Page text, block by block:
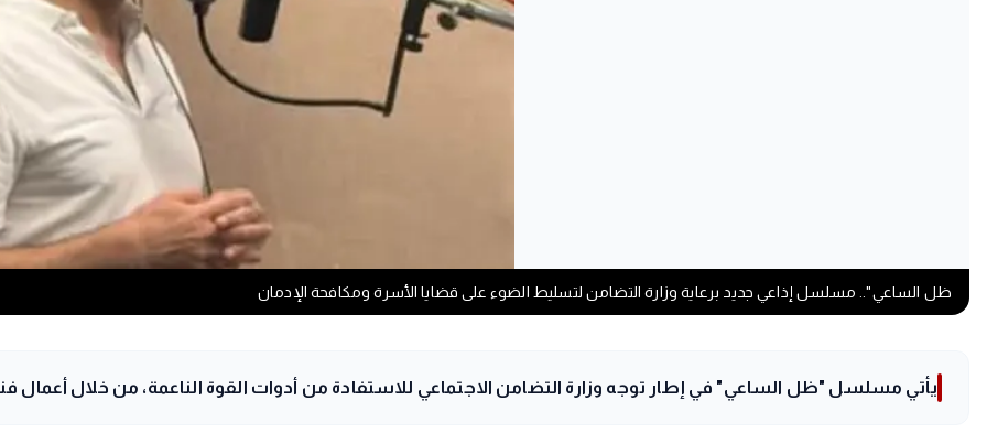
ظل الساعي".. مسلسل إذاعي جديد برعاية وزارة التضامن لتسليط الضوء على قضايا الأسرة ومكافحة الإدمان
يأتي مسلسل "ظل الساعي" في إطار توجه وزارة التضامن الاجتماعي للاستفادة من أدوات القوة الناعمة، من خلال أعمال